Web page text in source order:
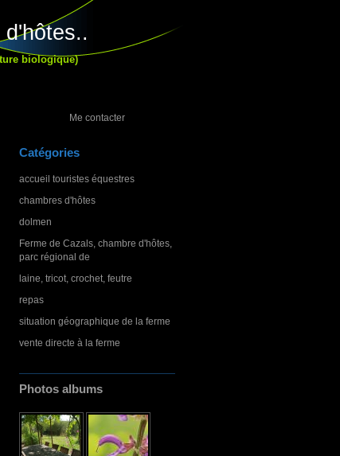
biologique)
Me contacter
Catégories
accueil touristes équestres
chambres d'hôtes
dolmen
Ferme de Cazals, chambre d'hôtes,
parc régional de
laine, tricot, crochet, feutre
repas
situation géographique de la ferme
vente directe à la ferme
Photos albums